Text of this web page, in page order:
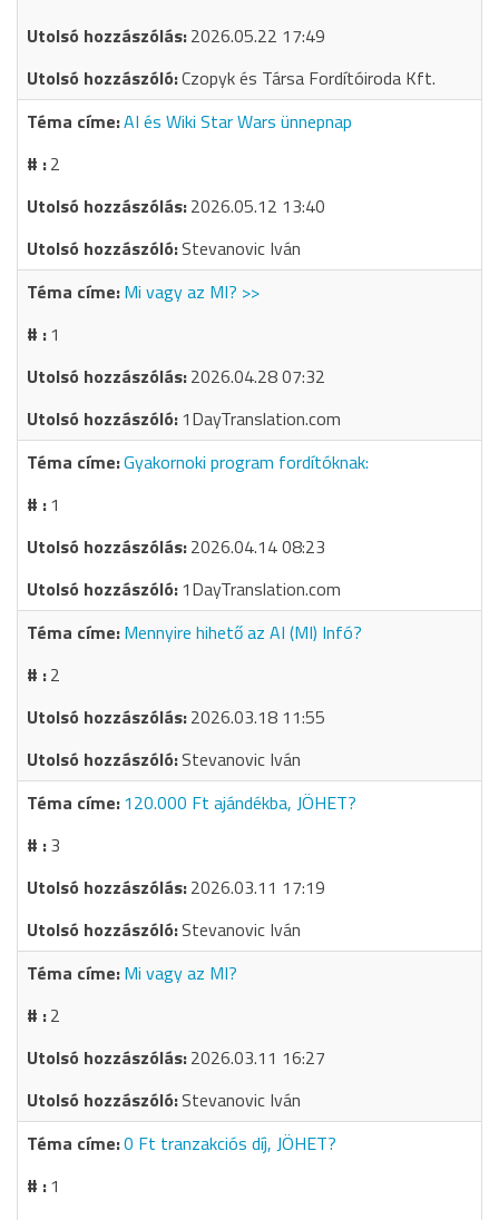
2026.05.22 17:49
Czopyk és Társa Fordítóiroda Kft.
AI és Wiki Star Wars ünnepnap
2
2026.05.12 13:40
Stevanovic Iván
Mi vagy az MI? >>
1
2026.04.28 07:32
1DayTranslation.com
Gyakornoki program fordítóknak:
1
2026.04.14 08:23
1DayTranslation.com
Mennyire hihető az AI (MI) Infó?
2
2026.03.18 11:55
Stevanovic Iván
120.000 Ft ajándékba, JÖHET?
3
2026.03.11 17:19
Stevanovic Iván
Mi vagy az MI?
2
2026.03.11 16:27
Stevanovic Iván
0 Ft tranzakciós díj, JÖHET?
1